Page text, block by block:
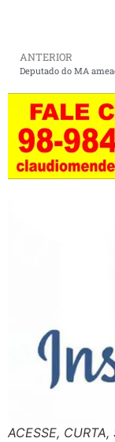
ANTERIOR
ACESSE,